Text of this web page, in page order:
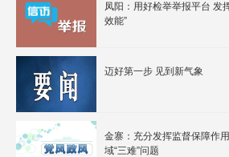
凤阳：用好检举举报平台 发挥信访工作“智库
效能”
迈好第一步 见到新气象
金寨：充分发挥监督保障作用 聚焦房地产领
域“三难”问题